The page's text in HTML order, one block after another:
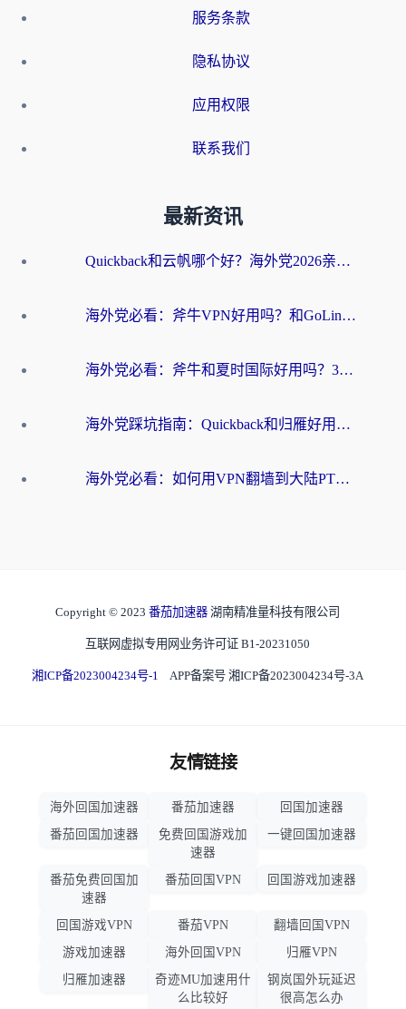
服务条款
隐私协议
应用权限
联系我们
最新资讯
Quickback和云帆哪个好？海外党2026亲测指南：选对加速器大陆工具，无缝刷国内剧玩国服
海外党必看：斧牛VPN好用吗？和GoLinkVPN对比哪个回国效果更好？
海外党必看：斧牛和夏时国际好用吗？3步选对回国加速器，无缝刷国内资源
海外党踩坑指南：Quickback和归雁好用吗？选对加速器才能无缝刷国内资源
海外党必看：如何用VPN翻墙到大陆PTT？一篇解决你所有回国加速痛点
Copyright © 2023 番茄加速器 湖南精准量科技有限公司
互联网虚拟专用网业务许可证 B1-20231050
湘ICP备2023004234号-1 APP备案号 湘ICP备2023004234号-3A
友情链接
海外回国加速器 番茄加速器
回国加速器
番茄回国加速器
免费回国游戏加
速器
一键回国加速器
番茄免费回国加
速器
番茄回国VPN 回国游戏加速器
回国游戏VPN 番茄VPN
翻墙回国VPN
游戏加速器
海外回国VPN
归雁VPN
归雁加速器
奇迹MU加速用什
么比较好
钢岚国外玩延迟
很高怎么办